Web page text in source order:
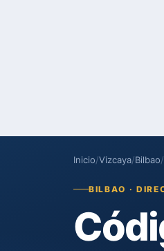
Inicio/Vizcaya/Bilbao/
BILBAO ·